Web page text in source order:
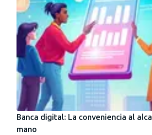
Banca digital: La conveniencia al
mano